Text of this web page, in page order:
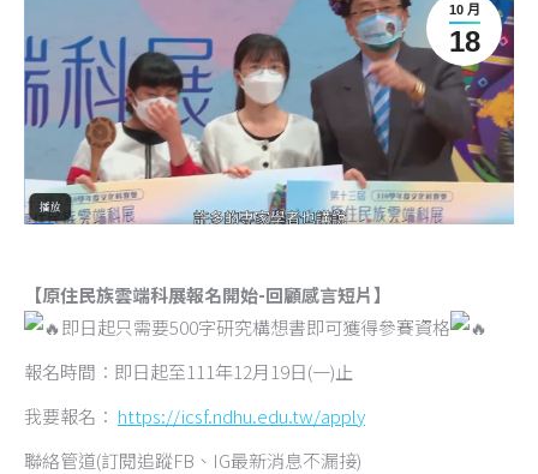
10 月
18
【原住民族雲端科展報名開始-回顧感言短片】
即日起只需要500字研究構想書即可獲得參賽資格
報名時間：即日起至111年12月19日(一)止
我要報名： https://icsf.ndhu.edu.tw/apply
聯絡管道(訂閱追蹤FB、IG最新消息不漏接)